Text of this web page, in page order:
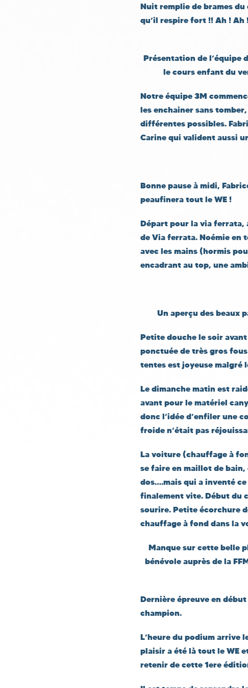
Nuit remplie de brames
qu’il respire fort !! Ah ! Ah
Présentation de l’équipe
le cours enfant du
Notre équipe 3M
les enchainer sans
différentes possibles.
Carine qui valident aussi
Bonne pause à midi,
peaufinera tout le WE !
Départ pour la via ferrata,
de Via ferrata. Noémie en
avec les mains (hormis
encadrant au top, une
Un aperçu des beaux
Petite douche le soir
ponctuée de très gros
tentes est joyeuse
Le dimanche matin est
avant pour le matériel
donc l’idée d’enfiler une
froide n’était pas
La voiture (chauffage à
se faire en maillot de bain,
dos….mais qui a inventé
finalement vite. Début du
sourire. Petite écorchure
chauffage à fond dans la
Manque sur cette belle
bénévole auprès de la
Dernière épreuve en
champion.
L’heure du podium arrive
plaisir a été là tout le WE
retenir de cette 1ere